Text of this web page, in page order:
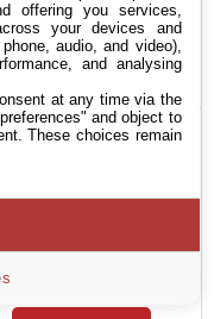
VOIR L’OFFRE
offering you services,
your devices and
audio, and video),
and analysing
at any time via the
and object to
These choices remain